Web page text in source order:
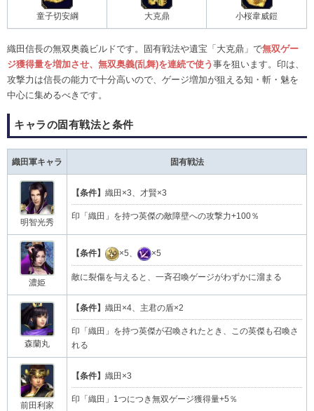
童子切安綱 大克鼎 小桜韋威鎧
織田信長の無双奥義ビルドです。固有戦法や遺宝「大克鼎」で無双ゲー
ジ獲得量を増加させ、無双奥義(乱舞)を連続で使う 事を狙います。印は、
攻撃力は信長の能力で十分高いので、ゲージ増加が狙える知・斬・魅を
中心に集めるべきです。
キャラの固有戦法と条件
織田軍キャラ 固有戦法
明智光秀
【条件】 織田×3、才賢×3
印「織田」を持つ英傑の敵障壁への攻撃力+100％
濃姫
【条件】 ×5、 ×5
敵に裂傷を与えると、一斉召喚ゲージがわずかに溜まる
森蘭丸
【条件】 織田×4、主君の盾×2
印「織田」を持つ英傑が召喚されたとき、この英傑も召喚さ
れる
前田利家
【条件】 織田×3
印「織田」1つにつき無双ゲージ獲得量+5％